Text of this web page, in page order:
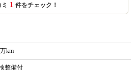
1 件をチェック！
km
整備付